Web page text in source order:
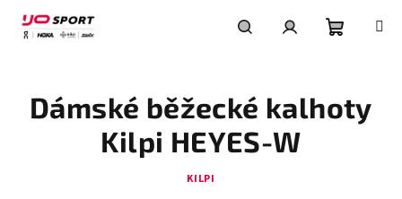
obsah
košík
Dámské běžecké kalhoty
Kilpi HEYES-W
KILPI